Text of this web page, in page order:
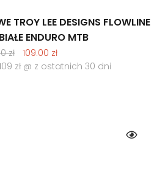
TROY LEE DESIGNS FLOWLINE
ENDURO MTB
zł
Pierwotna
cena
109.00 zł
cena
zł @ z ostatnich 30 dni